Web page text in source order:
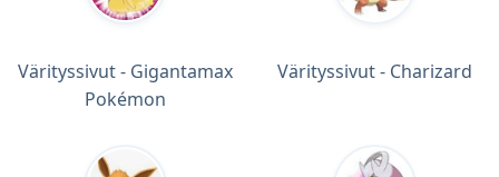
Värityssivut - Gigantamax
Pokémon
Värityssivut - Charizard